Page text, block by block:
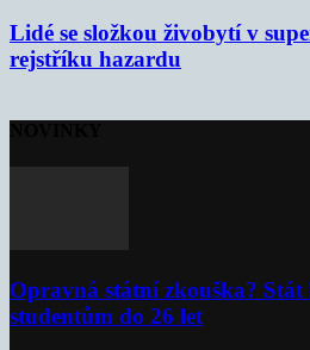
Lidé se složkou živobytí v
rejstříku hazardu
Opravná státní zkouška?
studentům do 26 let